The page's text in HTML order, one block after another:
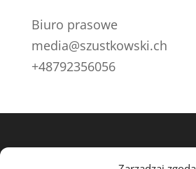
Biuro prasowe
media@szustkowski.ch
+48792356056